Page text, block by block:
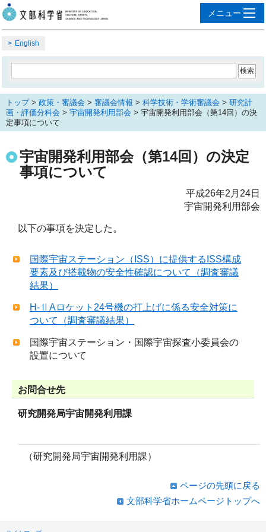
English
トップ> 政策・審議会 > 審議会情報 > 科学技術・学術審議会 > 研究計
画・評価分科会 > 宇宙開発利用部会 > 宇宙開発利用部会（第14回）の決
定事項について
宇宙開発利用部会（第14回）の決定
事項について
平成26年2月24日
宇宙開発利用部会
以下の事項を決定した。
国際宇宙ステーション（ISS）に提供するISS構成
要素及び搭載物の安全性確認について（調査審議
結果）
H-ⅡAロケット24号機の打上げに係る安全対策に
ついて（調査審議結果）
国際宇宙ステーション・国際宇宙探査小委員会の
設置について
お問合せ先
研究開発局宇宙開発利用課
（研究開発局宇宙開発利用課）
ページの先頭に戻る
文部科学省ホームページトップへ